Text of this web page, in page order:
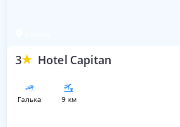
3 Hotel Capitan
галька 9 км